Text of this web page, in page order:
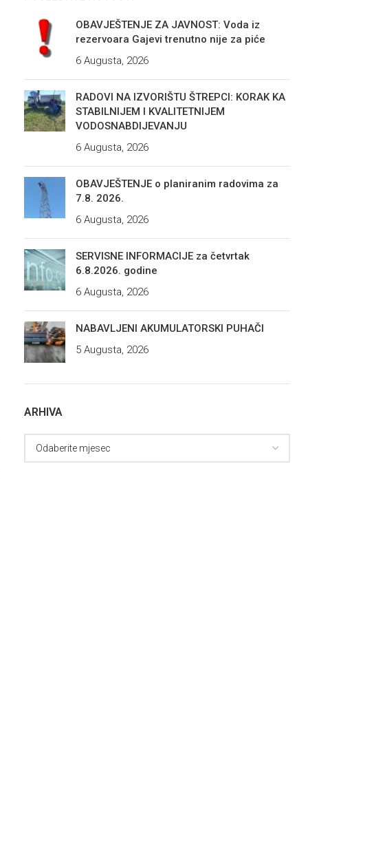
OBAVJEŠTENJE ZA JAVNOST: Voda iz
rezervoara Gajevi trenutno nije za piće
6 Augusta, 2026
RADOVI NA IZVORIŠTU ŠTREPCI: KORAK KA
STABILNIJEM I KVALITETNIJEM
VODOSNABDIJEVANJU
6 Augusta, 2026
OBAVJEŠTENJE o planiranim radovima za
7.8. 2026.
6 Augusta, 2026
SERVISNE INFORMACIJE za četvrtak
6.8.2026. godine
6 Augusta, 2026
NABAVLJENI AKUMULATORSKI PUHAČI
5 Augusta, 2026
ARHIVA